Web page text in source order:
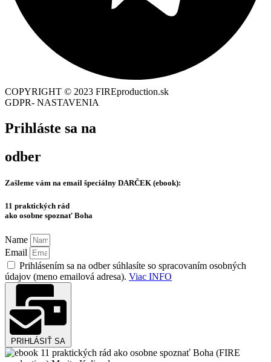
COPYRIGHT © 2023 FIREproduction.sk
GDPR- NASTAVENIA
Prihláste sa na
odber
Zašleme vám na email špeciálny DARČEK (ebook):
11 praktických rád
ako osobne spoznať Boha
Name
Email
Prihlásením sa na odber súhlasíte so spracovaním osobných
údajov (meno emailová adresa). Viac INFO
PRIHLÁSIŤ SA